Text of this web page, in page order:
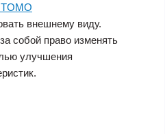
внешнему виду.
собой право изменять
улучшения